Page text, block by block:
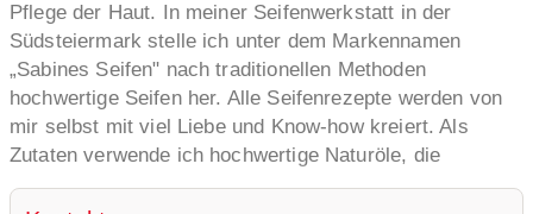
Pflege der Haut. In meiner Seifenwerkstatt in der
Südsteiermark stelle ich unter dem Markennamen
„Sabines Seifen" nach traditionellen Methoden
hochwertige Seifen her. Alle Seifenrezepte werden von
mir selbst mit viel Liebe und Know-how kreiert. Als
Zutaten verwende ich hochwertige Naturöle, die
Großteils von regionalen Produzenten stammen, sowie